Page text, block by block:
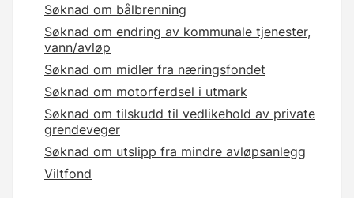
Søknad om bålbrenning
Søknad om endring av kommunale tjenester,
vann/avløp
Søknad om midler fra næringsfondet
Søknad om motorferdsel i utmark
Søknad om tilskudd til vedlikehold av private
grendeveger
Søknad om utslipp fra mindre avløpsanlegg
Viltfond